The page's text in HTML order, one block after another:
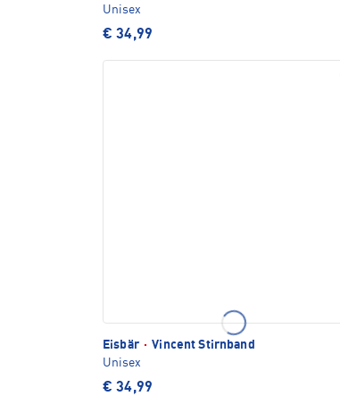
Unisex
€ 34,99
Eisbär · Vincent Stirnband
Unisex
€ 34,99